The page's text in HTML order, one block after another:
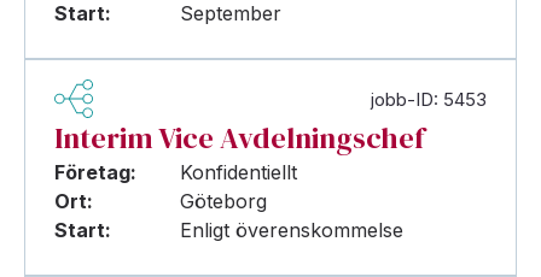
Start:
September
jobb-ID: 5453
Interim Vice Avdelningschef
Företag:
Konfidentiellt
Ort:
Göteborg
Start:
Enligt överenskommelse